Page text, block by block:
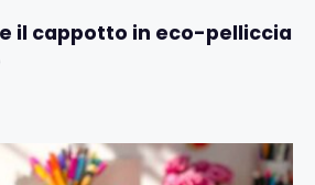
il cappotto in eco-pelliccia